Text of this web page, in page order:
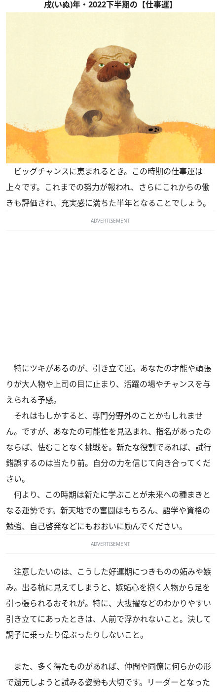
戌(いぬ)年・2022下半期の【仕事運】
ビッグチャンスに恵まれるとき。この時期の仕事運は
上々です。これまでの努力が報われ、さらにこれからの働
きも評価され、充実感に満ちた半年となることでしょう。
ADVERTISEMENT
特にツキがあるのが、引き立て運。あなたの才能や頑張
りが大人物や上司の目に止まり、活躍の場やチャンスを与
えられる予感。
それはもしかすると、専門分野外のことかもしれませ
ん。ですが、あなたの可能性を見込まれ、指名があったの
ならば、怯むことなく挑戦を。新たな役割であれば、試行
錯誤するのは当たり前。自分の力を信じて向き合ってくだ
さい。
何より、この時期は新たに学ぶことが未来への種まきと
なる運勢です。新天地での奮闘はもちろん、語学や資格の
勉強、自己啓発などにもおおいに励んでください。
ADVERTISEMENT
注意したいのは、こうした好運期につきものの妬みや嫉
み。出る杭に見えてしまうと、嫉妬心を抱く人物から足を
引っ張られるおそれが。特に、大抜擢などのわかりやすい
引き立てにあったときは、人前で浮かれないこと。決して
調子に乗ったり偉ぶったりしないこと。
また、多く得たものがあれば、仲間や同僚に何らかの形
で還元しようと試みる姿勢も大切です。リーダーとなった